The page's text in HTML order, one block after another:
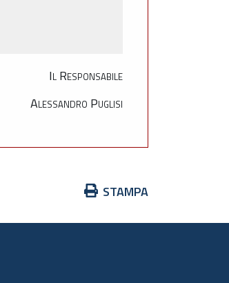
Il Responsabile
Alessandro Puglisi
Azioni
documento
STAMPA